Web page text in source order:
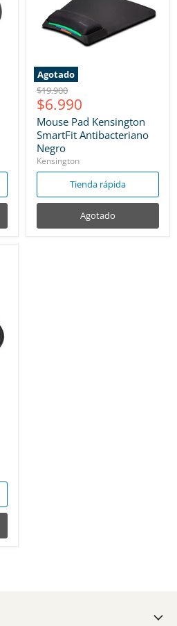
Agotado
Precio
original
$19.900
Precio
actual
$6.990
Mouse Pad Kensington
SmartFit Antibacteriano
Negro
Kensington
Tienda rápida
Agotado